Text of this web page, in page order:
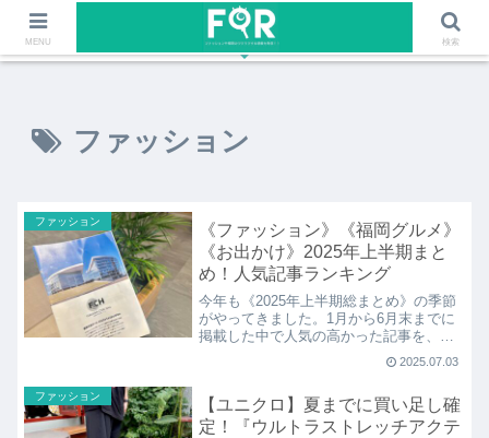
ファッションや福岡のワクワクする情報を発信！！
ファッション
ファッション
《ファッション》《福岡グルメ》
《お出かけ》2025年上半期まと
め！人気記事ランキング
今年も《2025年上半期総まとめ》の季節
がやってきました。1月から6月末までに
掲載した中で人気の高かった記事を、
他お出かけ・イベント》の3つのカテゴリ
2025.07.03
ファッション
【ユニクロ】夏までに買い足し確
定！『ウルトラストレッチアクテ
MENU 検索